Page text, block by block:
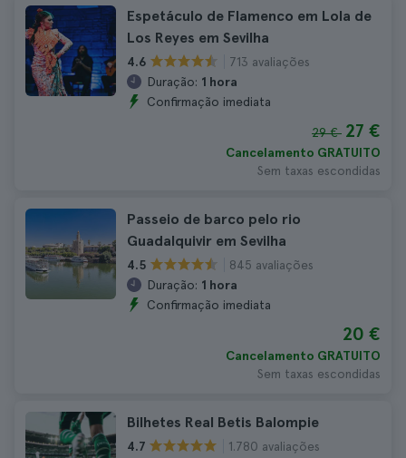
Espetáculo de Flamenco em Lola de
Los Reyes em Sevilha
4.6
713 avaliações
Duração: 1 hora
Confirmação imediata
29 € 27 €
Cancelamento GRATUITO
Sem taxas escondidas
Passeio de barco pelo rio
Guadalquivir em Sevilha
4.5
845 avaliações
Duração: 1 hora
Confirmação imediata
20 €
Cancelamento GRATUITO
Sem taxas escondidas
Bilhetes Real Betis Balompie
4.7
1.780 avaliações